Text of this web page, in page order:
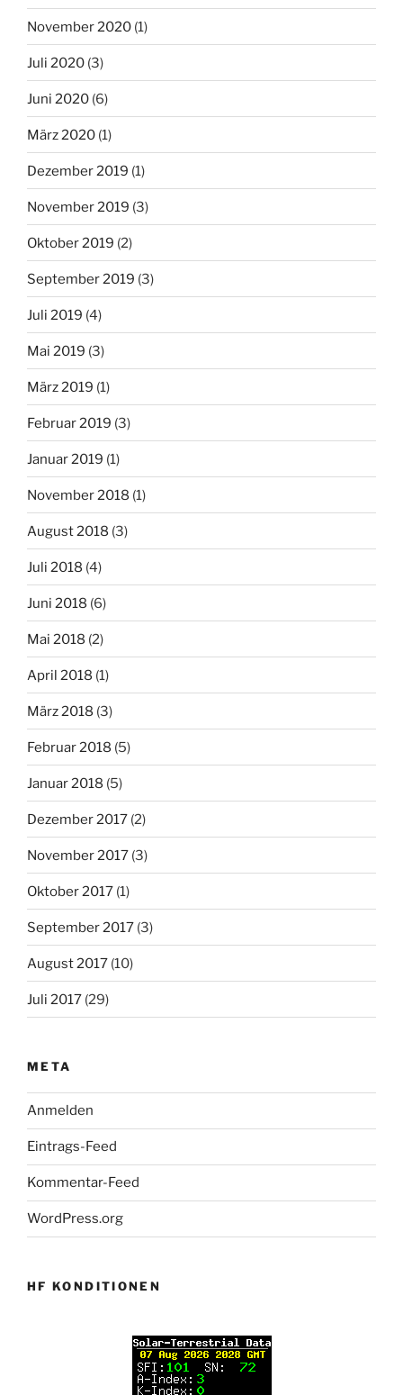
November 2020 (1)
Juli 2020 (3)
Juni 2020 (6)
März 2020 (1)
Dezember 2019 (1)
November 2019 (3)
Oktober 2019 (2)
September 2019 (3)
Juli 2019 (4)
Mai 2019 (3)
März 2019 (1)
Februar 2019 (3)
Januar 2019 (1)
November 2018 (1)
August 2018 (3)
Juli 2018 (4)
Juni 2018 (6)
Mai 2018 (2)
April 2018 (1)
März 2018 (3)
Februar 2018 (5)
Januar 2018 (5)
Dezember 2017 (2)
November 2017 (3)
Oktober 2017 (1)
September 2017 (3)
August 2017 (10)
Juli 2017 (29)
META
Anmelden
Eintrags-Feed
Kommentar-Feed
WordPress.org
HF KONDITIONEN